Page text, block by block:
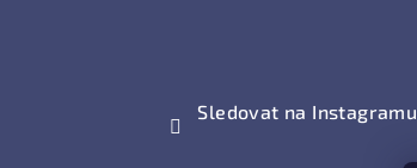
Sledovat na Instagramu